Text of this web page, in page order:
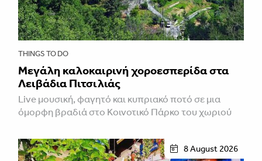
THINGS TO DO
Μεγάλη καλοκαιρινή χοροεσπερίδα στα
Λειβάδια Πιτσιλιάς
Live μουσική, φαγητό και κυπριακό ποτό σε μια
όμορφη βραδιά στο Κοινοτικό Πάρκο του χωριού
8 August 2026